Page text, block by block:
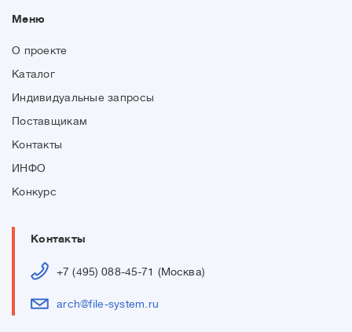
Меню
О проекте
Каталог
Индивидуальные запросы
Поставщикам
Контакты
ИНФО
Конкурс
Контакты
+7 (495) 088-45-71 (Москва)
arch@file-system.ru